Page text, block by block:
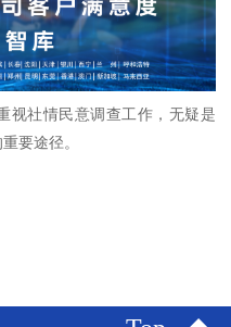
视社情民意调查工作，无疑是
要途径。